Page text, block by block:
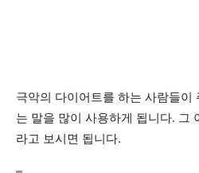
극악의 다이어트를 하는 사람들이
는 말을 많이 사용하게 됩니다. 그
라고 보시면 됩니다.